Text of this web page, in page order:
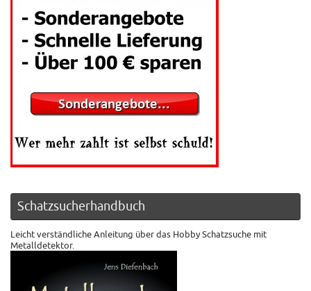
Schatzsucherhandbuch
Leicht verständliche Anleitung über das Hobby Schatzsuche mit
Metalldetektor.